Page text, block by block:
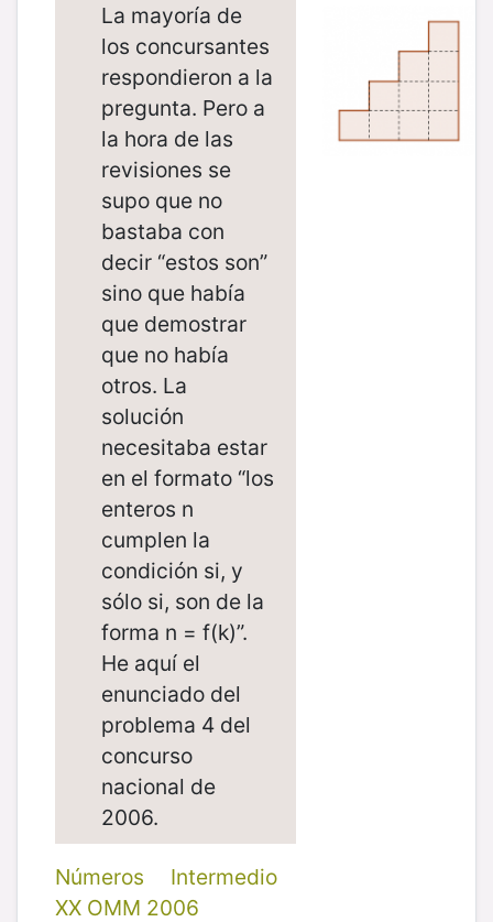
La mayoría de
los concursantes
respondieron a la
pregunta. Pero a
la hora de las
revisiones se
supo que no
bastaba con
decir “estos son”
sino que había
que demostrar
que no había
otros. La
solución
necesitaba estar
en el formato “los
enteros n
cumplen la
condición si, y
sólo si, son de la
forma n = f(k)”.
He aquí el
enunciado del
problema 4 del
concurso
nacional de
2006.
Números
Intermedio
XX OMM 2006